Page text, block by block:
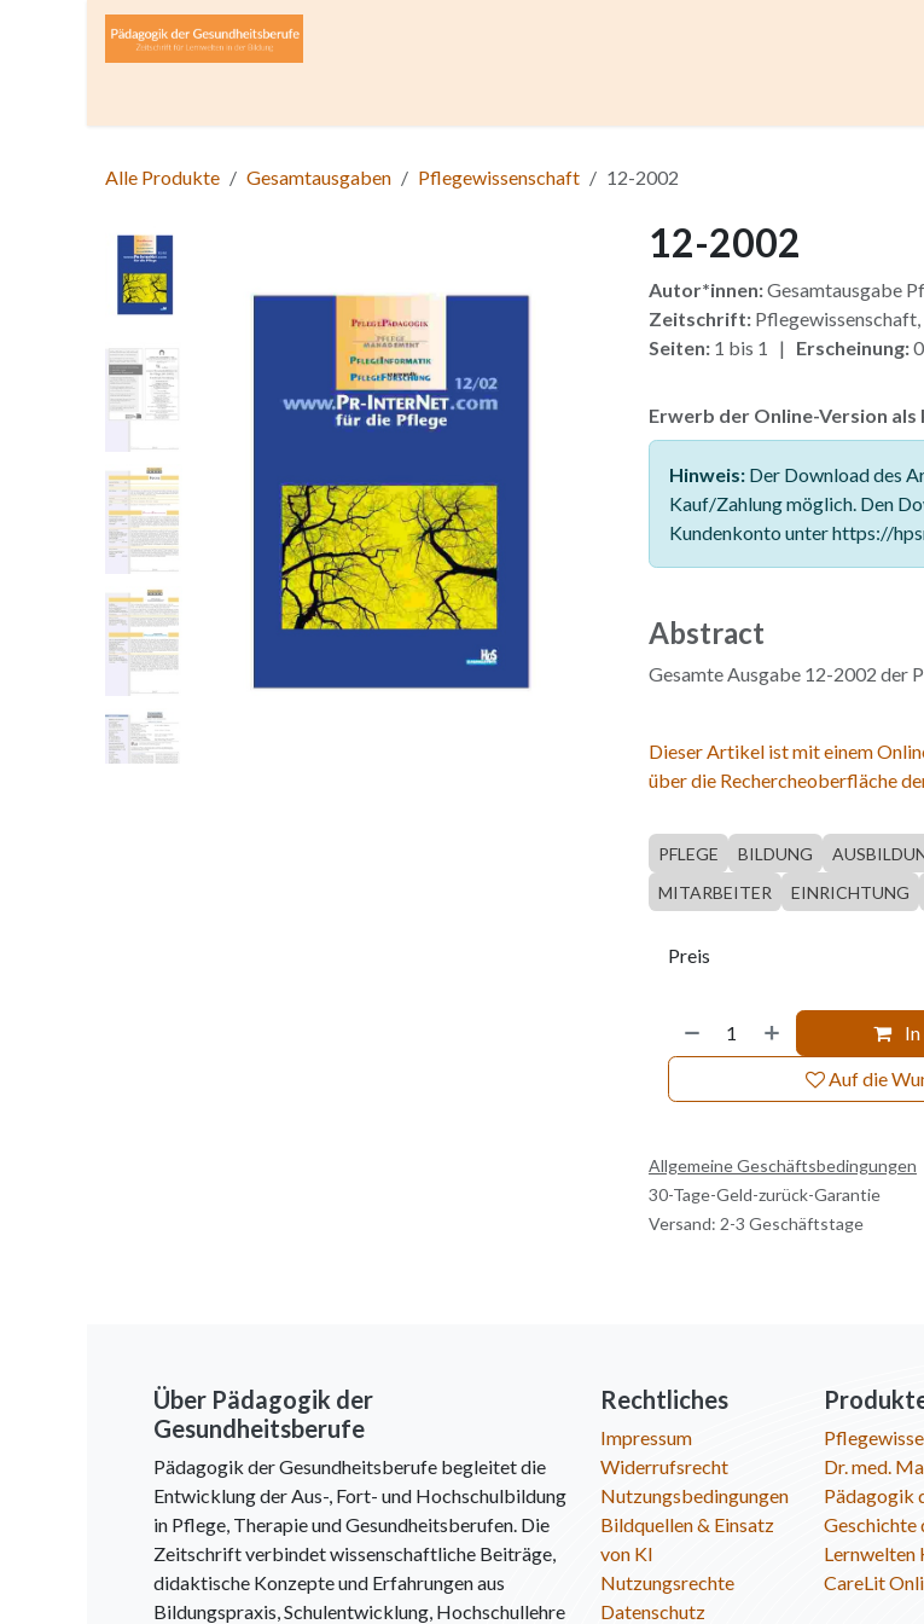
Zum Inhalt springen
Alle Produkte Gesamtausgaben Pflegewissenschaft 12-2002
12-2002
Autor*innen:Gesamtausgabe
Zeitschrift:
Seiten:1 bis 1 | Erscheinung:
Erwerb der Online-Version als
Hinweis:Der Download des
Kauf/Zahlung möglich. Den
Kundenkonto unter https://
Abstract
Gesamte Ausgabe 12-2002 der
Dieser Artikel ist mit einem
über die Rechercheoberfläche
PFLEGE BILDUNG
MITARBEITER
EINRICHTUNG
Auf die
Preis
Allgemeine Geschäftsbedingungen
30-Tage-Geld-zurück-Garantie
Versand: 2-3 Geschäftstage
Über Pädagogik der
Gesundheitsberufe
Pädagogik der Gesundheitsberufe begleitet die
Entwicklung der Aus-, Fort- und Hochschulbildung
in Pflege, Therapie und Gesundheitsberufen. Die
Zeitschrift verbindet wissenschaftliche Beiträge,
didaktische Konzepte und Erfahrungen aus
Bildungspraxis, Schulentwicklung, Hochschullehre
Rechtliches
Impressum
Widerrufsrecht
Nutzungsbedingungen
Bildquellen & Einsatz
von KI
Nutzungsrechte
Datenschutz
Dr. med.
Pädagogik
Geschichte
Lernwelten
CareLit